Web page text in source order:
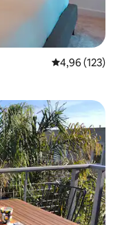
Средна
4,96 (123)